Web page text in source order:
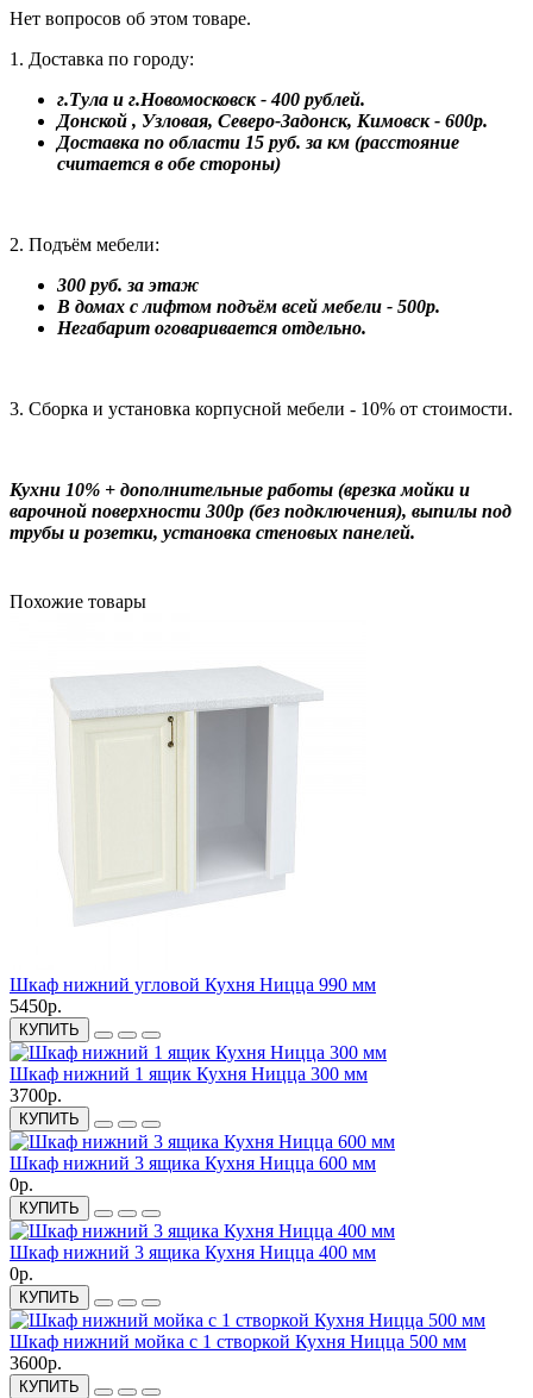
Нет вопросов об этом товаре.
1. Доставка по городу:
г.Тула и г.Новомосковск - 400 рублей.
Донской , Узловая, Северо-Задонск, Кимовск - 600р.
Доставка по области 15 руб. за км (расстояние
считается в обе стороны)
2. Подъём мебели:
300 руб. за этаж
В домах с лифтом подъём всей мебели - 500р.
Негабарит оговаривается отдельно.
3. Сборка и установка корпусной мебели - 10% от стоимости.
Кухни 10% + дополнительные работы (врезка мойки и
варочной поверхности 300р (без подключения), выпилы под
трубы и розетки, установка стеновых панелей.
Похожие товары
Шкаф нижний угловой Кухня Ницца 990 мм
5450р.
КУПИТЬ
Шкаф нижний 1 ящик Кухня Ницца 300 мм
3700р.
КУПИТЬ
Шкаф нижний 3 ящика Кухня Ницца 600 мм
0р.
КУПИТЬ
Шкаф нижний 3 ящика Кухня Ницца 400 мм
0р.
КУПИТЬ
Шкаф нижний мойка с 1 створкой Кухня Ницца 500 мм
3600р.
КУПИТЬ